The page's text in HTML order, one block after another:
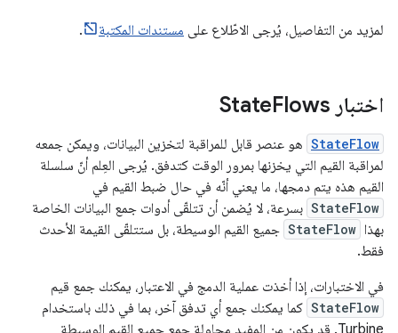
لمزيد من التفاصيل، يُرجى الاطّلاع على مستندات المكتبة .
اختبار State Flows
StateFlow هو عنصر قابل للمراقبة لتخزين البيانات، ويمكن جمعه
لمراقبة القيم التي يخزنها بمرور الوقت كتدفق. يُرجى العِلم أنّ سلسلة
القيم هذه يتم دمجها، ما يعني أنّه في حال ضبط القيم في
StateFlow بسرعة، لا يُضمن أن تتلقّى أدوات جمع البيانات الخاصة
بهذا StateFlow جميع القيم الوسيطة، بل ستتلقّى القيمة الأحدث
فقط.
في الاختبارات، إذا أخذت عملية الدمج في الاعتبار، يمكنك جمع قيم
StateFlow كما يمكنك جمع أي تدفق آخر، بما في ذلك باستخدام
Turbine. قد يكون من المفيد محاولة جمع جميع القيم الوسيطة